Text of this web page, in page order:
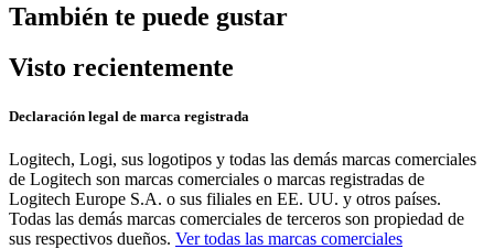
También te puede gustar
Visto recientemente
Declaración legal de marca registrada
Logitech, Logi, sus logotipos y todas las demás marcas comerciales
de Logitech son marcas comerciales o marcas registradas de
Logitech Europe S.A. o sus filiales en EE. UU. y otros países.
Todas las demás marcas comerciales de terceros son propiedad de
sus respectivos dueños. Ver todas las marcas comerciales